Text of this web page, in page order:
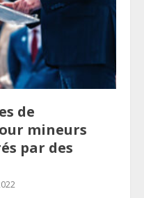
de
mineurs
par des